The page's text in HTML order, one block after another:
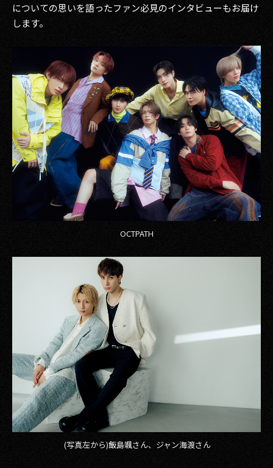
についての思いを語ったファン必見のインタビューもお届け
します。
OCTPATH
(写真左から)飯島颯さん、ジャン海渡さん